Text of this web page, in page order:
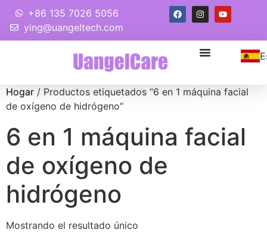
+86 135 7026 5056
ying@uangeltech.com
Hogar / Productos etiquetados “6 en 1 máquina facial
de oxígeno de hidrógeno”
6 en 1 máquina facial
de oxígeno de
hidrógeno
Mostrando el resultado único